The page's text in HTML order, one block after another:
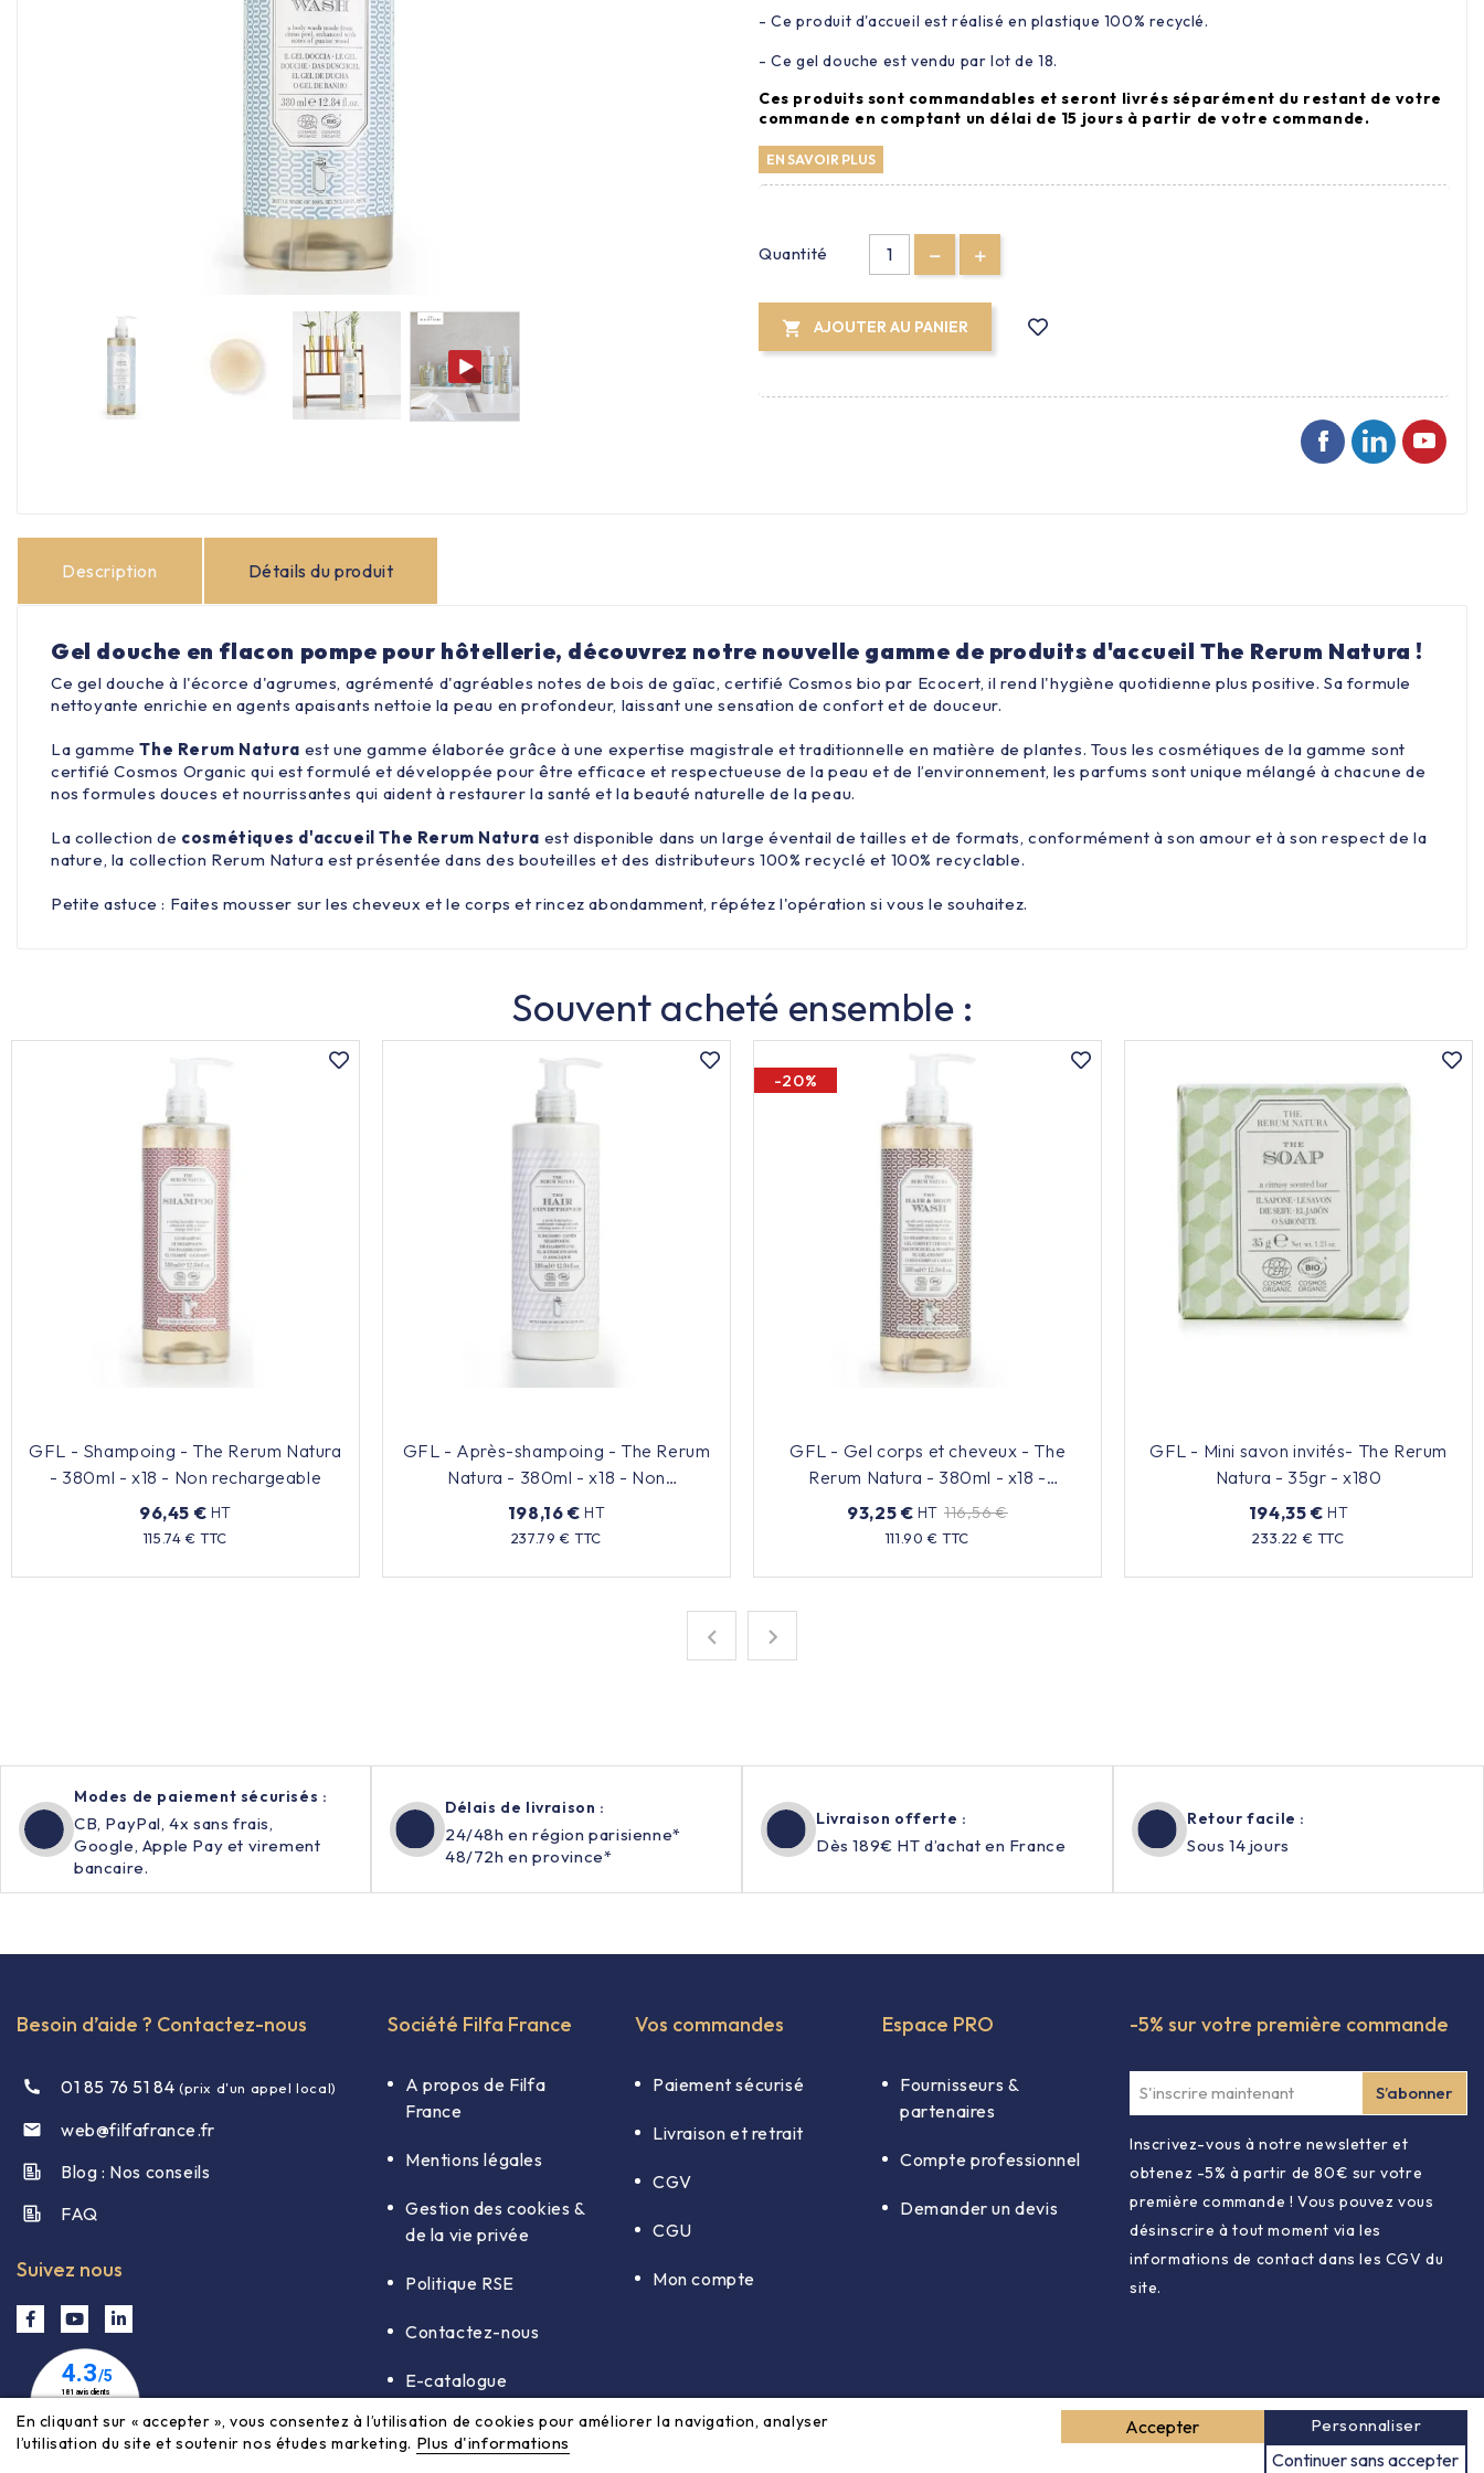


- Ce produit d'accueil est réalisé en plastique 100% recyclé.
- Ce gel douche est vendu par lot de 18.
Ces produits sont commandables et seront livrés séparément du restant de votre
commande en comptant un délai de 15 jours à partir de votre commande.
EN SAVOIR PLUS
Quantité
 AJOUTER AU PANIER
Description Détails du produit
Gel douche en flacon pompe pour hôtellerie, découvrez notre nouvelle gamme de produits d'accueil The Rerum Natura !
Ce gel douche à l'écorce d'agrumes, agrémenté d'agréables notes de bois de gaïac, certifié Cosmos bio par Ecocert, il rend l'hygiène quotidienne plus positive. Sa formule
nettoyante enrichie en agents apaisants nettoie la peau en profondeur, laissant une sensation de confort et de douceur.
La gammeThe Rerum Natura est une gamme élaborée grâce à une expertise magistrale et traditionnelle en matière de plantes. Tous les cosmétiques de la gamme sont
certifié Cosmos Organic qui est formulé et développée pour être efficace et respectueuse de la peau et de l’environnement, les parfums sont unique mélangé à chacune de
nos formules douces et nourrissantes qui aident à restaurer la santé et la beauté naturelle de la peau.
La collection de cosmétiques d'accueil The Rerum Natura est disponible dans un large éventail de tailles et de formats, conformément à son amour et à son respect de la
nature, la collection Rerum Natura est présentée dans des bouteilles et des distributeurs 100% recyclé et 100% recyclable.
Petite astuce : Faites mousser sur les cheveux et le corps et rincez abondamment, répétez l'opération si vous le souhaitez.
Souvent acheté ensemble :
GFL - Shampoing - The Rerum Natura
- 380ml - x18 - Non rechargeable
96,45 € HT
115.74 € TTC
Prix
GFL - Après-shampoing - The Rerum
Natura - 380ml - x18 - Non
rechargeable
198,16 € HT
237.79 € TTC
Prix
-20%
GFL - Gel corps et cheveux - The
Rerum Natura - 380ml - x18 -
Rechargeable
93,25 € HT
Prix
base
116,56 €
111.90 € TTC
Prix
GFL - Mini savon invités- The Rerum
Natura - 35gr - x180
194,35 € HT
233.22 € TTC
Prix
 
Modes de paiement sécurisés :
CB, PayPal, 4x sans frais,
Google, Apple Pay et virement
bancaire.
Délais de livraison :
24/48h en région parisienne*
48/72h en province*
Livraison offerte :
Dès 189€ HT d’achat en France
Retour facile :
Sous 14 jours
Besoin d’aide ? Contactez-nous
01 85 76 51 84 (prix d'un appel local)

web@filfafrance.fr
Blog : Nos conseils​
FAQ​
Suivez nous
Société Filfa France
A propos de Filfa
France
Mentions légales
Gestion des cookies &
de la vie privée
Politique RSE
Contactez-nous
E-catalogue
Vos commandes
Paiement sécurisé
Livraison et retrait
CGV
CGU
Mon compte
Espace PRO
Fournisseurs &
partenaires
Compte professionnel
Demander un devis
-5% sur votre première commande
Inscrivez-vous à notre newsletter et
obtenez -5% à partir de 80€ sur votre
première commande ! Vous pouvez vous
désinscrire à tout moment via les
informations de contact dans les CGV du
site.
En cliquant sur « accepter », vous consentez à l’utilisation de cookies pour améliorer la navigation, analyser
l’utilisation du site et soutenir nos études marketing. Plus d'informations
Continuer sans accepter
Accepter Personnaliser